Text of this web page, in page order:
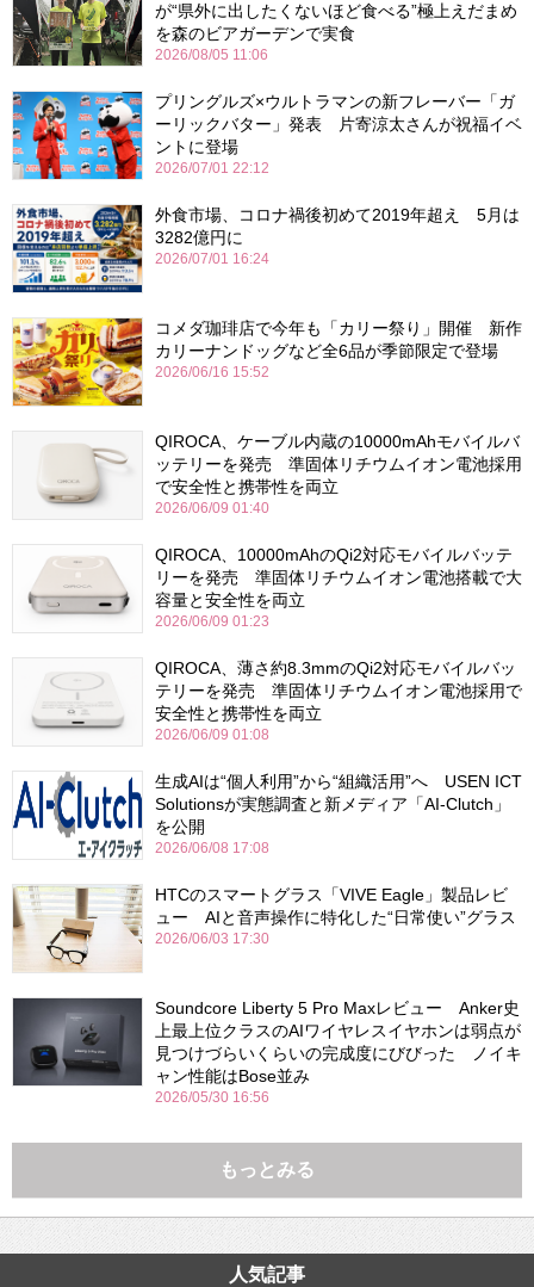
が“県外に出したくないほど食べる”極上えだまめ
を森のビアガーデンで実食
2026/08/05 11:06
プリングルズ×ウルトラマンの新フレーバー「ガ
ーリックバター」発表 片寄涼太さんが祝福イベ
ントに登場
2026/07/01 22:12
外食市場、コロナ禍後初めて2019年超え 5月は
3282億円に
2026/07/01 16:24
コメダ珈琲店で今年も「カリー祭り」開催 新作
カリーナンドッグなど全6品が季節限定で登場
2026/06/16 15:52
QIROCA、ケーブル内蔵の10000mAhモバイルバ
ッテリーを発売 準固体リチウムイオン電池採用
で安全性と携帯性を両立
2026/06/09 01:40
QIROCA、10000mAhのQi2対応モバイルバッテ
リーを発売 準固体リチウムイオン電池搭載で大
容量と安全性を両立
2026/06/09 01:23
QIROCA、薄さ約8.3mmのQi2対応モバイルバッ
テリーを発売 準固体リチウムイオン電池採用で
安全性と携帯性を両立
2026/06/09 01:08
生成AIは“個人利用”から“組織活用”へ USEN ICT
Solutionsが実態調査と新メディア「AI-Clutch」
を公開
2026/06/08 17:08
HTCのスマートグラス「VIVE Eagle」製品レビ
ュー AIと音声操作に特化した“日常使い”グラス
2026/06/03 17:30
Soundcore Liberty 5 Pro Maxレビュー Anker史
上最上位クラスのAIワイヤレスイヤホンは弱点が
見つけづらいくらいの完成度にびびった ノイキ
ャン性能はBose並み
2026/05/30 16:56
もっとみる
人気記事